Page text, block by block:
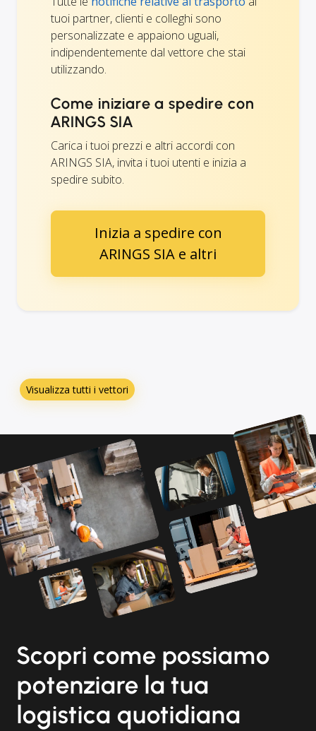
tuoi partner, clienti e colleghi sono
personalizzate e appaiono uguali,
indipendentemente dal vettore che stai
utilizzando.
Come iniziare a spedire con
ARINGS SIA
Carica i tuoi prezzi e altri accordi con
ARINGS SIA, invita i tuoi utenti e inizia a
spedire subito.
Inizia a spedire con
ARINGS SIA e altri
Visualizza tutti i vettori
Scopri come possiamo
potenziare la tua
logistica quotidiana